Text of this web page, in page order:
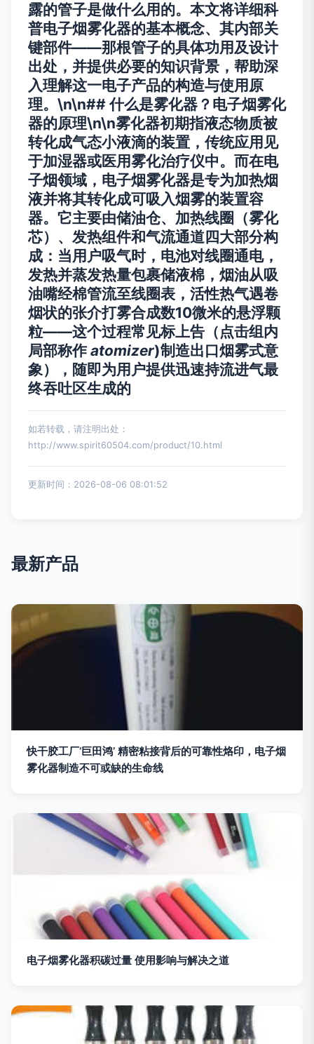
露的管子是做什么用的。本文将详细科
普电子烟雾化器的基本概念、其内部关
键部件——那根管子的具体功用及设计
出处，并提供必要的知识背景，帮助深
入理解这一电子产品的构造与使用原
理。\n\n## 什么是雾化器？电子烟雾化
器的原理\n\n雾化器初期指液态物质被
转化成气态小液滴的装置，传统应用见
于加湿器或医用雾化治疗仪中。而在电
子烟领域， 电子烟雾化器是专为加热烟
液并将其转化成可吸入烟雾的装置容
器。它主要由储油仓、加热线圈（雾化
芯）、发热组件和气流通道四大部分构
成：当用户吸气时，电池对线圈通电，
发热并蒸发热量包裹储液棉，烟油从吸
油嘴经棉管流至线圈表，活性热气遇卷
烟状的张介打雾合成数10微米的悬浮颗
粒——这个过程常见标上告（点击组内
局部称作atomizer)制造出口烟雾式意
象），随即为用户提供迅速持流进气最
终吞吐区生成的
如若转载，请注明出处：
http://www.spirit60504.com/product/10.html
更新时间：2026-08-06 08:01:52
最新产品
快干胶工厂‘巨田鸿’ 精密粘接背后的可靠性烙印，电子烟
雾化器制造不可或缺的生命线
电子烟雾化器积碳过量 使用影响与解决之道